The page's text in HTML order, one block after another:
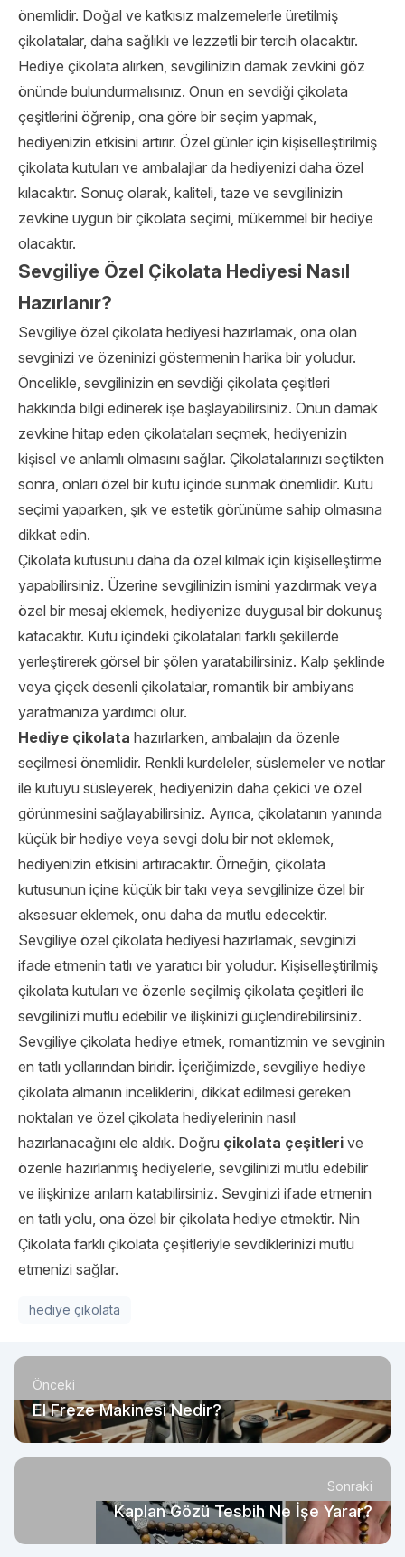
önemlidir. Doğal ve katkısız malzemelerle üretilmiş
çikolatalar, daha sağlıklı ve lezzetli bir tercih olacaktır.
Hediye çikolata alırken, sevgilinizin damak zevkini göz
önünde bulundurmalısınız. Onun en sevdiği çikolata
çeşitlerini öğrenip, ona göre bir seçim yapmak,
hediyenizin etkisini artırır. Özel günler için kişiselleştirilmiş
çikolata kutuları ve ambalajlar da hediyenizi daha özel
kılacaktır. Sonuç olarak, kaliteli, taze ve sevgilinizin
zevkine uygun bir çikolata seçimi, mükemmel bir hediye
olacaktır.
Sevgiliye Özel Çikolata Hediyesi Nasıl
Hazırlanır?
Sevgiliye özel çikolata hediyesi hazırlamak, ona olan
sevginizi ve özeninizi göstermenin harika bir yoludur.
Öncelikle, sevgilinizin en sevdiği çikolata çeşitleri
hakkında bilgi edinerek işe başlayabilirsiniz. Onun damak
zevkine hitap eden çikolataları seçmek, hediyenizin
kişisel ve anlamlı olmasını sağlar. Çikolatalarınızı seçtikten
sonra, onları özel bir kutu içinde sunmak önemlidir. Kutu
seçimi yaparken, şık ve estetik görünüme sahip olmasına
dikkat edin.
Çikolata kutusunu daha da özel kılmak için kişiselleştirme
yapabilirsiniz. Üzerine sevgilinizin ismini yazdırmak veya
özel bir mesaj eklemek, hediyenize duygusal bir dokunuş
katacaktır. Kutu içindeki çikolataları farklı şekillerde
yerleştirerek görsel bir şölen yaratabilirsiniz. Kalp şeklinde
veya çiçek desenli çikolatalar, romantik bir ambiyans
yaratmanıza yardımcı olur.
Hediye çikolata hazırlarken, ambalajın da özenle
seçilmesi önemlidir. Renkli kurdeleler, süslemeler ve notlar
ile kutuyu süsleyerek, hediyenizin daha çekici ve özel
görünmesini sağlayabilirsiniz. Ayrıca, çikolatanın yanında
küçük bir hediye veya sevgi dolu bir not eklemek,
hediyenizin etkisini artıracaktır. Örneğin, çikolata
kutusunun içine küçük bir takı veya sevgilinize özel bir
aksesuar eklemek, onu daha da mutlu edecektir.
Sevgiliye özel çikolata hediyesi hazırlamak, sevginizi
ifade etmenin tatlı ve yaratıcı bir yoludur. Kişiselleştirilmiş
çikolata kutuları ve özenle seçilmiş çikolata çeşitleri ile
sevgilinizi mutlu edebilir ve ilişkinizi güçlendirebilirsiniz.
Sevgiliye çikolata hediye etmek, romantizmin ve sevginin
en tatlı yollarından biridir. İçeriğimizde, sevgiliye hediye
çikolata almanın inceliklerini, dikkat edilmesi gereken
noktaları ve özel çikolata hediyelerinin nasıl
hazırlanacağını ele aldık. Doğru çikolata çeşitleri ve
özenle hazırlanmış hediyelerle, sevgilinizi mutlu edebilir
ve ilişkinize anlam katabilirsiniz. Sevginizi ifade etmenin
en tatlı yolu, ona özel bir çikolata hediye etmektir. Nin
Çikolata farklı çikolata çeşitleriyle sevdiklerinizi mutlu
etmenizi sağlar.
hediye çikolata
Önceki
El Freze Makinesi Nedir?
Sonraki
Kaplan Gözü Tesbih Ne İşe Yarar?